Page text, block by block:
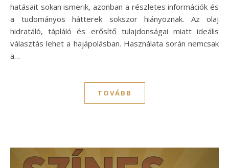
hatásait sokan ismerik, azonban a részletes információk és
a tudományos hátterek sokszor hiányoznak. Az olaj
hidratáló, tápláló és erősítő tulajdonságai miatt ideális
választás lehet a hajápolásban. Használata során nemcsak
a…
TOVÁBB